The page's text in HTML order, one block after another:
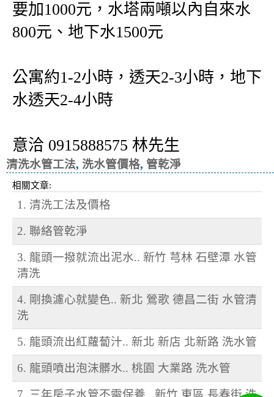
要加1000元，水塔兩噸以內自來水
800元、地下水1500元
公寓約1-2小時，透天2-3小時，地下
水透天2-4小時
意洽 0915888575 林先生
清洗水管工法, 洗水管價格, 管乾淨
相關文章:
1. 清洗工法及價格
2. 聯絡管乾淨
3. 龍頭一撥就流出泥水.. 新竹 芎林 石壁潭 水管
清洗
4. 剛換濾心就變色.. 新北 鶯歌 德昌二街 水管清
洗
5. 龍頭流出紅蘿蔔汁.. 新北 新店 北新路 洗水管
6. 龍頭噴出泡沫髒水.. 桃園 大業路 洗水管